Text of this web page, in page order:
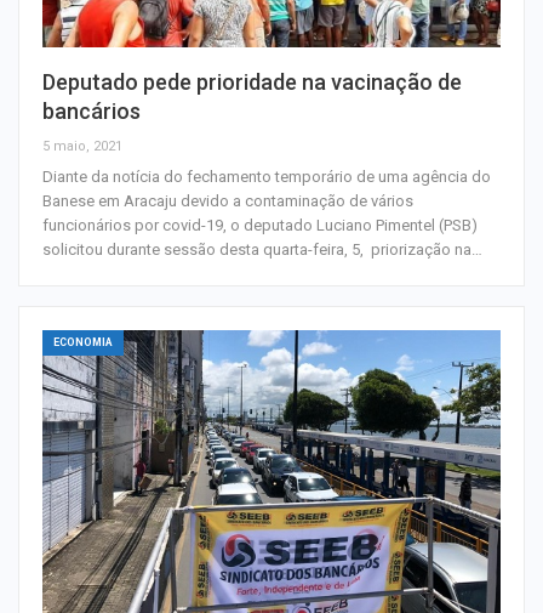
Deputado pede prioridade na vacinação de
bancários
5 maio, 2021
Diante da notícia do fechamento temporário de uma agência do
Banese em Aracaju devido a contaminação de vários
funcionários por covid-19, o deputado Luciano Pimentel (PSB)
solicitou durante sessão desta quarta-feira, 5, priorização na…
ECONOMIA